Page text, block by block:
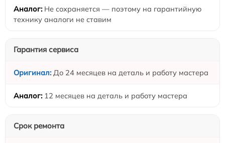
Не сохраняется — поэтому на гарантийную
технику аналоги не ставим
Гарантия сервиса
До 24 месяцев на деталь и работу мастера
12 месяцев на деталь и работу мастера
Срок ремонта